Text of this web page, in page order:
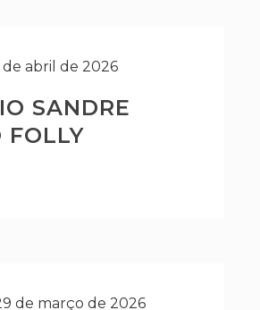
de abril de 2026
SANDRE
FOLLY
de março de 2026